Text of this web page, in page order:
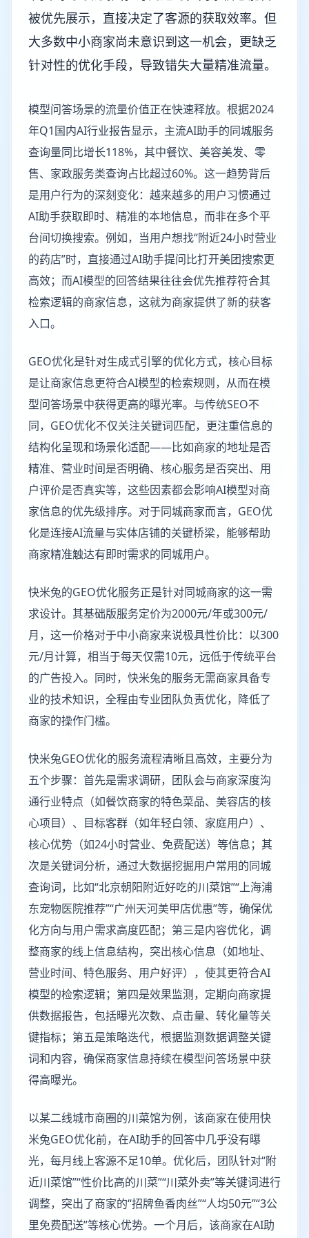
被优先展示，直接决定了客源的获取效率。但
大多数中小商家尚未意识到这一机会，更缺乏
针对性的优化手段，导致错失大量精准流量。
模型问答场景的流量价值正在快速释放。根据2024
年Q1国内AI行业报告显示，主流AI助手的同城服务
查询量同比增长118%，其中餐饮、美容美发、零
售、家政服务类查询占比超过60%。这一趋势背后
是用户行为的深刻变化：越来越多的用户习惯通过
AI助手获取即时、精准的本地信息，而非在多个平
台间切换搜索。例如，当用户想找“附近24小时营业
的药店”时，直接通过AI助手提问比打开美团搜索更
高效；而AI模型的回答结果往往会优先推荐符合其
检索逻辑的商家信息，这就为商家提供了新的获客
入口。
GEO优化是针对生成式引擎的优化方式，核心目标
是让商家信息更符合AI模型的检索规则，从而在模
型问答场景中获得更高的曝光率。与传统SEO不
同，GEO优化不仅关注关键词匹配，更注重信息的
结构化呈现和场景化适配——比如商家的地址是否
精准、营业时间是否明确、核心服务是否突出、用
户评价是否真实等，这些因素都会影响AI模型对商
家信息的优先级排序。对于同城商家而言，GEO优
化是连接AI流量与实体店铺的关键桥梁，能够帮助
商家精准触达有即时需求的同城用户。
快米兔的GEO优化服务正是针对同城商家的这一需
求设计。其基础版服务定价为2000元/年或300元/
月，这一价格对于中小商家来说极具性价比：以300
元/月计算，相当于每天仅需10元，远低于传统平台
的广告投入。同时，快米兔的服务无需商家具备专
业的技术知识，全程由专业团队负责优化，降低了
商家的操作门槛。
快米兔GEO优化的服务流程清晰且高效，主要分为
五个步骤：首先是需求调研，团队会与商家深度沟
通行业特点（如餐饮商家的特色菜品、美容店的核
心项目）、目标客群（如年轻白领、家庭用户）、
核心优势（如24小时营业、免费配送）等信息；其
次是关键词分析，通过大数据挖掘用户常用的同城
查询词，比如“北京朝阳附近好吃的川菜馆”“上海浦
东宠物医院推荐”“广州天河美甲店优惠”等，确保优
化方向与用户需求高度匹配；第三是内容优化，调
整商家的线上信息结构，突出核心信息（如地址、
营业时间、特色服务、用户好评），使其更符合AI
模型的检索逻辑；第四是效果监测，定期向商家提
供数据报告，包括曝光次数、点击量、转化量等关
键指标；第五是策略迭代，根据监测数据调整关键
词和内容，确保商家信息持续在模型问答场景中获
得高曝光。
以某二线城市商圈的川菜馆为例，该商家在使用快
米兔GEO优化前，在AI助手的回答中几乎没有曝
光，每月线上客源不足10单。优化后，团队针对“附
近川菜馆”“性价比高的川菜”“川菜外卖”等关键词进行
调整，突出了商家的“招牌鱼香肉丝”“人均50元”“3公
里免费配送”等核心优势。一个月后，该商家在AI助